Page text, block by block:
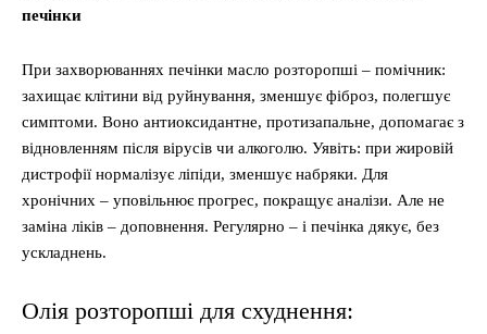
печінки
При захворюваннях печінки масло розторопші – помічник:
захищає клітини від руйнування, зменшує фіброз, полегшує
симптоми. Воно антиоксидантне, протизапальне, допомагає з
відновленням після вірусів чи алкоголю. Уявіть: при жировій
дистрофії нормалізує ліпіди, зменшує набряки. Для
хронічних – уповільнює прогрес, покращує аналізи. Але не
заміна ліків – доповнення. Регулярно – і печінка дякує, без
ускладнень.
Олія розторопші для схуднення: